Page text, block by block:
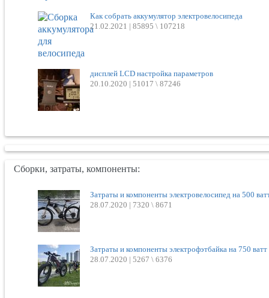
Как собрать аккумулятор электровелосипеда
21.02.2021 | 85895 \ 107218
дисплей LCD настройка параметров
20.10.2020 | 51017 \ 87246
Сборки, затраты, компоненты:
Затраты и компоненты электровелосипед на 500
28.07.2020 | 7320 \ 8671
Затраты и компоненты электрофэтбайка на 750 ватт
28.07.2020 | 5267 \ 6376